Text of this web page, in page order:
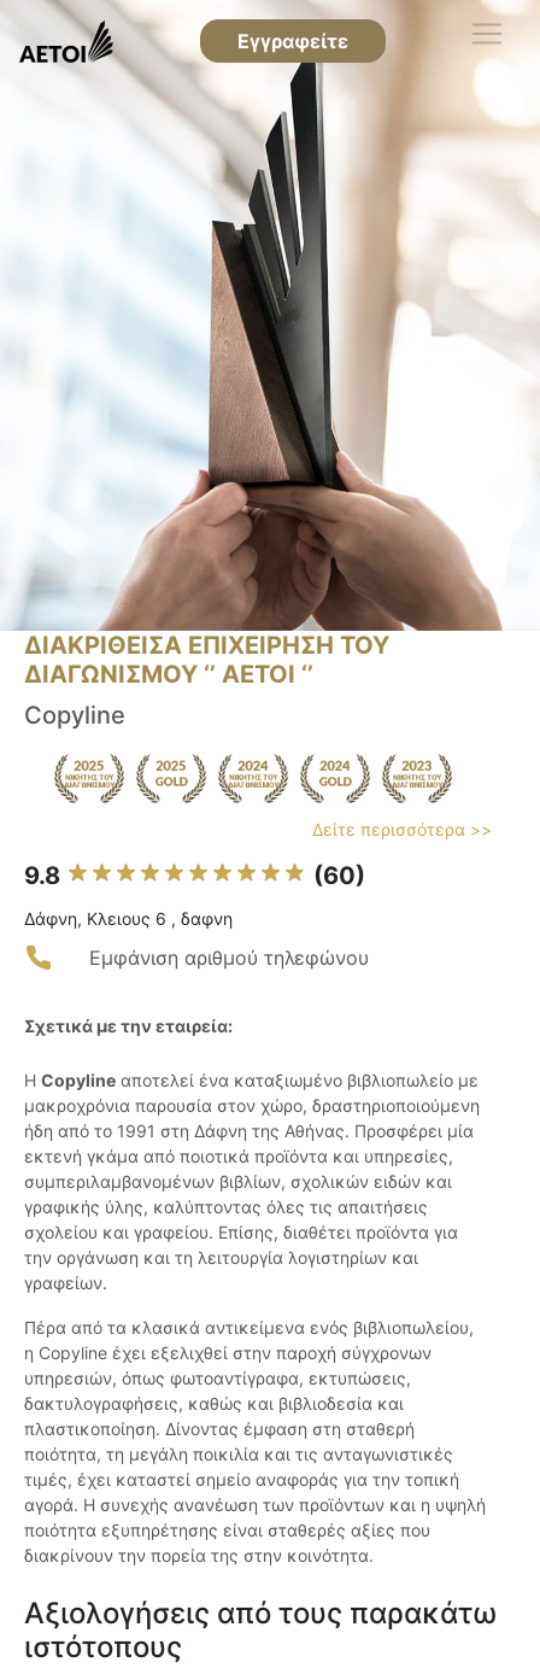
Εγγραφείτε
ΔΙΑΚΡΙΘΕΙΣΑ ΕΠΙΧΕΙΡΗΣΗ ΤΟΥ
ΔΙΑΓΩΝΙΣΜΟΥ ‘’ ΑΕΤΟΙ ‘’
Copyline
Δείτε περισσότερα >>
9.8 (60)
Δάφνη, Κλειους 6 , δαφνη
Εμφάνιση αριθμού τηλεφώνου
Σχετικά με την εταιρεία:
Η Copyline αποτελεί ένα καταξιωμένο βιβλιοπωλείο με
μακροχρόνια παρουσία στον χώρο, δραστηριοποιούμενη
ήδη από το 1991 στη Δάφνη της Αθήνας. Προσφέρει μία
εκτενή γκάμα από ποιοτικά προϊόντα και υπηρεσίες,
συμπεριλαμβανομένων βιβλίων, σχολικών ειδών και
γραφικής ύλης, καλύπτοντας όλες τις απαιτήσεις
σχολείου και γραφείου. Επίσης, διαθέτει προϊόντα για
την οργάνωση και τη λειτουργία λογιστηρίων και
γραφείων.
Πέρα από τα κλασικά αντικείμενα ενός βιβλιοπωλείου,
η Copyline έχει εξελιχθεί στην παροχή σύγχρονων
υπηρεσιών, όπως φωτοαντίγραφα, εκτυπώσεις,
δακτυλογραφήσεις, καθώς και βιβλιοδεσία και
πλαστικοποίηση. Δίνοντας έμφαση στη σταθερή
ποιότητα, τη μεγάλη ποικιλία και τις ανταγωνιστικές
τιμές, έχει καταστεί σημείο αναφοράς για την τοπική
αγορά. Η συνεχής ανανέωση των προϊόντων και η υψηλή
ποιότητα εξυπηρέτησης είναι σταθερές αξίες που
διακρίνουν την πορεία της στην κοινότητα.
Αξιολογήσεις από τους παρακάτω
ιστότοπους